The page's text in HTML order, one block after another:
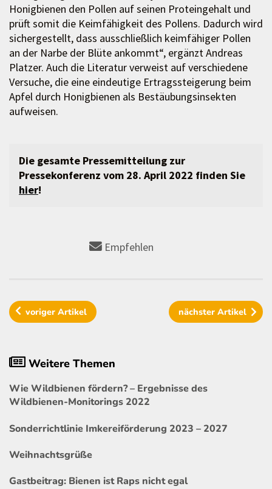
Honigbienen den Pollen auf seinen Proteingehalt und
prüft somit die Keimfähigkeit des Pollens. Dadurch wird
sichergestellt, dass ausschließlich keimfähiger Pollen
an der Narbe der Blüte ankommt“, ergänzt Andreas
Platzer. Auch die Literatur verweist auf verschiedene
Versuche, die eine eindeutige Ertragssteigerung beim
Apfel durch Honigbienen als Bestäubungsinsekten
aufweisen.
Die gesamte Pressemitteilung zur
Pressekonferenz vom 28. April 2022 finden Sie
hier!
Empfehlen
vorigerArtikel nächster Artikel
Weitere Themen
Wie Wildbienen fördern? – Ergebnisse des
Wildbienen-Monitorings 2022
Sonderrichtlinie Imkereiförderung 2023 – 2027
Weihnachtsgrüße
Gastbeitrag: Bienen ist Raps nicht egal